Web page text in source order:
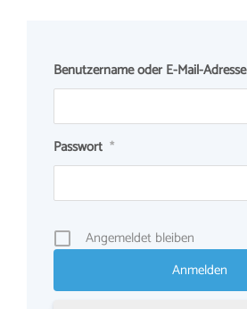
Benutzername oder E-Mail-Adresse
Passwort *
Angemeldet bleiben